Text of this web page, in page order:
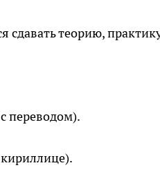
сдавать теорию,
переводом).